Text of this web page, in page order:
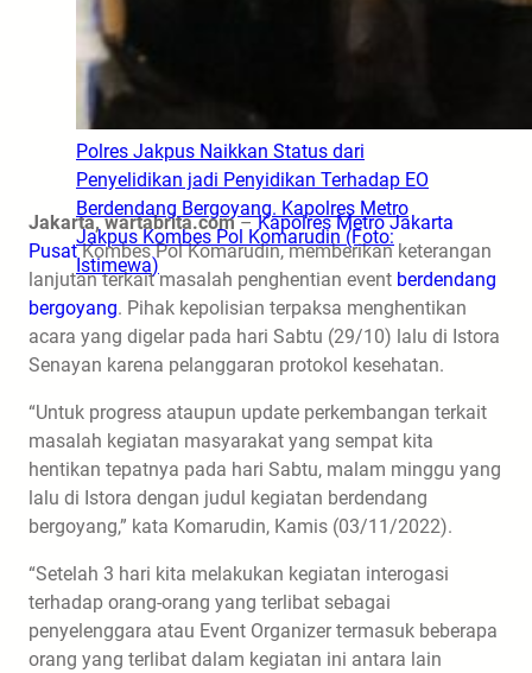
Polres Jakpus Naikkan Status dari
Penyelidikan jadi Penyidikan Terhadap EO
Berdendang Bergoyang. Kapolres Metro
Jakpus Kombes Pol Komarudin (Foto:
Istimewa)
Jakarta, wartabrita.com–Kapolres Metro Jakarta
PusatKombes Pol Komarudin, memberikan keterangan
lanjutan terkait masalah penghentian event berdendang
bergoyang. Pihak kepolisian terpaksa menghentikan
acara yang digelar pada hari Sabtu (29/10) lalu di Istora
Senayan karena pelanggaran protokol kesehatan.
“Untuk progress ataupun update perkembangan terkait
masalah kegiatan masyarakat yang sempat kita
hentikan tepatnya pada hari Sabtu, malam minggu yang
lalu di Istora dengan judul kegiatan berdendang
bergoyang,” kata Komarudin, Kamis (03/11/2022).
“Setelah 3 hari kita melakukan kegiatan interogasi
terhadap orang-orang yang terlibat sebagai
penyelenggara atau Event Organizer termasuk beberapa
orang yang terlibat dalam kegiatan ini antara lain